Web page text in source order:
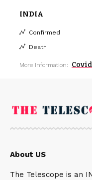
INDIA
Confirmed
Death
More Information:
About US
The Telescope is an